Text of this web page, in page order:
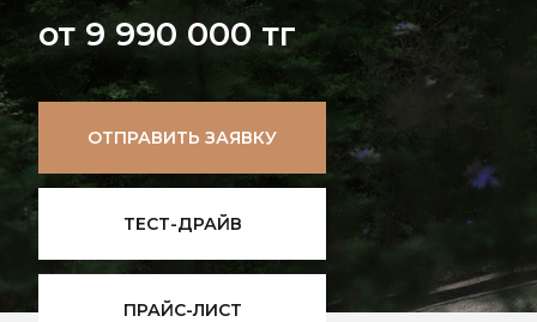
от 9 990 000 тг
ОТПРАВИТЬ ЗАЯВКУ
ТЕСТ-ДРАЙВ
ПРАЙС-ЛИСТ